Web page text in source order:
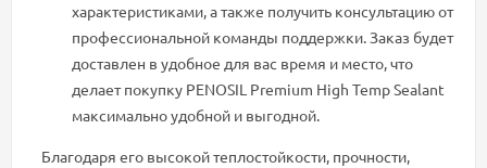
характеристиками, а также получить консультацию от
профессиональной команды поддержки. Заказ будет
доставлен в удобное для вас время и место, что
делает покупку PENOSIL Premium High Temp Sealant
максимально удобной и выгодной.
Благодаря его высокой теплостойкости, прочности,